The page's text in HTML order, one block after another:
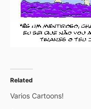
Related
Varios Cartoons!